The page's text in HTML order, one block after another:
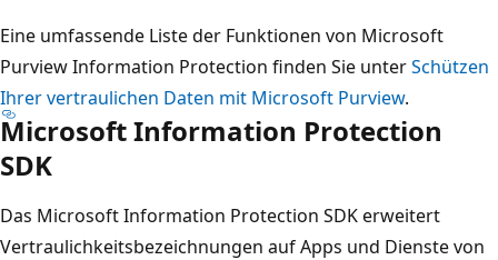
Eine umfassende Liste der Funktionen von Microsoft
Purview Information Protection finden Sie unterSchützen
Ihrer vertraulichen Daten mit Microsoft Purview.
Microsoft Information Protection
SDK
Das Microsoft Information Protection SDK erweitert
Vertraulichkeitsbezeichnungen auf Apps und Dienste von